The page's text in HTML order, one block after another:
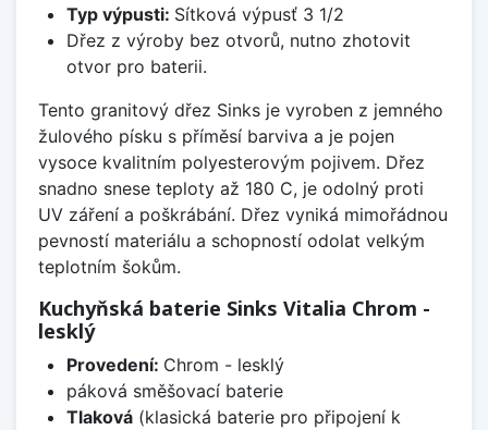
Typ výpusti: Sítková výpusť 3 1/2
Dřez z výroby bez otvorů, nutno zhotovit
otvor pro baterii.
Tento granitový dřez Sinks je vyroben z jemného
žulového písku s příměsí barviva a je pojen
vysoce kvalitním polyesterovým pojivem. Dřez
snadno snese teploty až 180 C, je odolný proti
UV záření a poškrábání. Dřez vyniká mimořádnou
pevností materiálu a schopností odolat velkým
teplotním šokům.
Kuchyňská baterie Sinks Vitalia Chrom -
lesklý
Provedení: Chrom - lesklý
páková směšovací baterie
Tlaková(klasická baterie pro připojení k